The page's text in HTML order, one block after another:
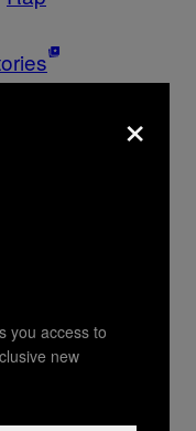
×
you access to
new